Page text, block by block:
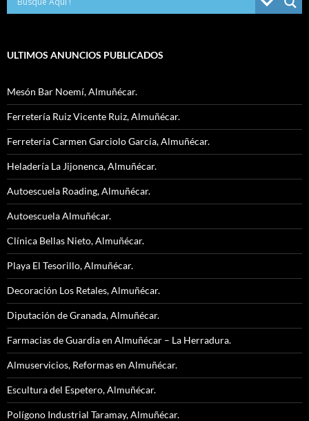
ULTIMOS ANUNCIOS PUBLICADOS
Mesón Bar Noemí, Almuñécar.
Ferretería Ruiz Vicente Ruiz, Almuñécar.
Ferretería Carmen Garciolo García, Almuñécar.
Heladería La Jijonenca, Almuñécar.
Autoescuela Roading, Almuñécar.
Autoescuela Almuñécar.
Clínica Bellas Nieto, Almuñécar.
Playa El Tesorillo, Almuñécar.
Decoración Los Retales, Almuñécar.
Diputación de Granada, Almuñécar.
Farmacias de Guardia en Almuñécar – La Herradura.
Almuservicios, Reformas en Almuñécar.
Escultura del Espetero, Almuñécar.
Polígono Industrial Taramay, Almuñécar.